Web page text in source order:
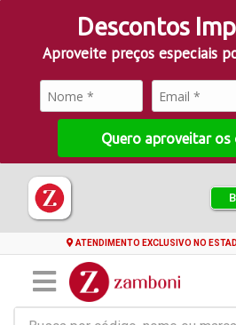
Descontos
Aproveite preços especiais
Quero aproveitar os
ATENDIMENTO EXCLUSIVO NO